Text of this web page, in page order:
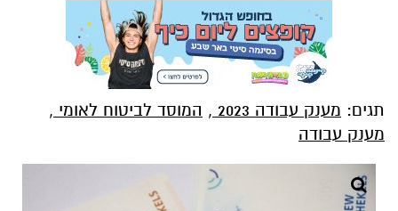
תגים: מענק עבודה 2023 , המוסד לביטוח לאומי ,
מענק עבודה